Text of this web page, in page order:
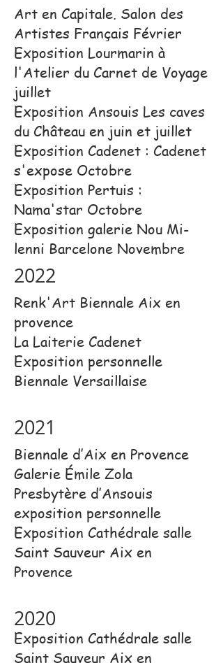
Art en Capitale. Salon des
Artistes Français Février
Exposition Lourmarin à
l'Atelier du Carnet de Voyage
juillet
Exposition Ansouis Les caves
du Château en juin et juillet
Exposition Cadenet : Cadenet
s'expose Octobre
Exposition Pertuis :
Nama'star Octobre
Exposition galerie Nou Mi-
lenni Barcelone Novembre​
2022
Renk'Art Biennale Aix en
provence
La Laiterie Cadenet
Exposition personnelle
Biennale Versaillaise
2021
Biennale d’Aix en Provence
Galerie Émile Zola
Presbytère d’Ansouis
exposition personnelle
Exposition Cathédrale salle
Saint Sauveur Aix en
Provence
2020
Exposition Cathédrale salle
Saint Sauveur Aix en